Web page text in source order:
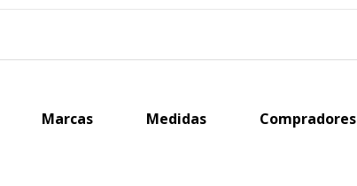
Marcas Medidas Compradores